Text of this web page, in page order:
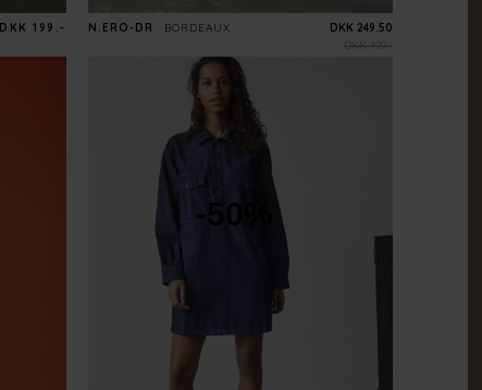
DKK 199.- N.ERO-DR
BORDEAUX
DKK 499.-
DKK 249.50
-50%